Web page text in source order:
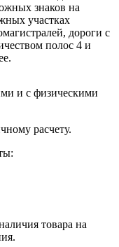
знаков на
участках
дороги с
полос 4 и
и с физическими
расчету.
товара на